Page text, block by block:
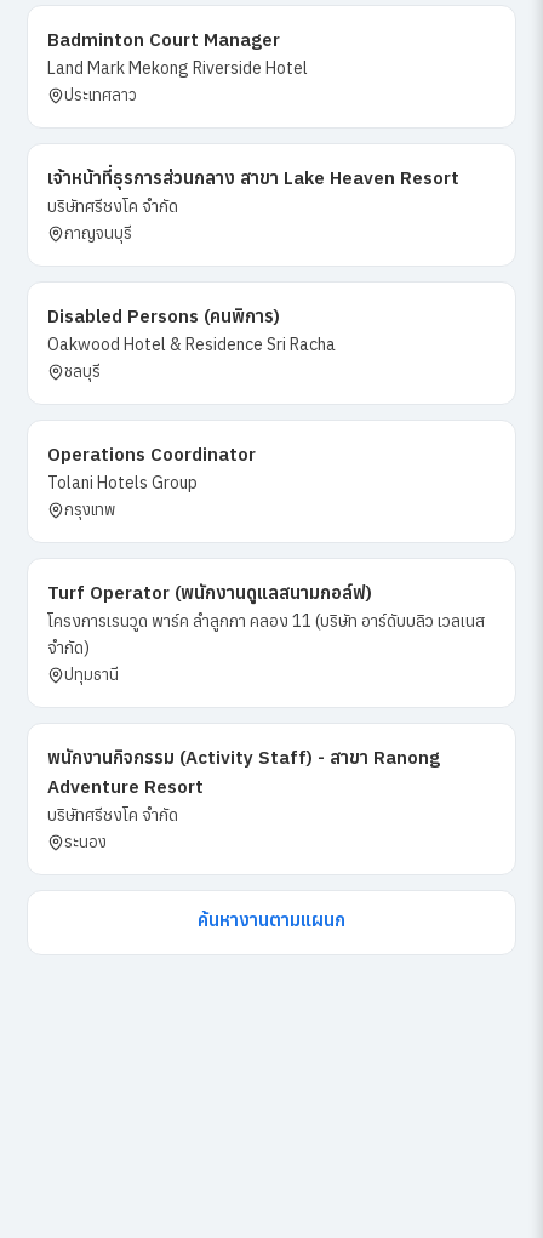
Badminton Court Manager
Land Mark Mekong Riverside Hotel
ประเทศลาว
เจ้าหน้าที่ธุรการส่วนกลาง สาขา Lake Heaven Resort
บริษัทศรีชงโค จำกัด
กาญจนบุรี
Disabled Persons (คนพิการ)
Oakwood Hotel & Residence Sri Racha
ชลบุรี
Operations Coordinator
Tolani Hotels Group
กรุงเทพ
Turf Operator (พนักงานดูแลสนามกอล์ฟ)
โครงการเรนวูด พาร์ค ลำลูกกา คลอง 11 (บริษัท อาร์ดับบลิว เวลเนส
จำกัด)
ปทุมธานี
พนักงานกิจกรรม (Activity Staff) - สาขา Ranong
Adventure Resort
บริษัทศรีชงโค จำกัด
ระนอง
ค้นหางานตามแผนก